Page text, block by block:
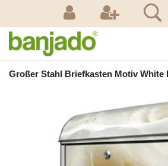
Großer Stahl Briefkasten Motiv White